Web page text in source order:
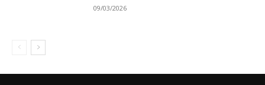
09/03/2026